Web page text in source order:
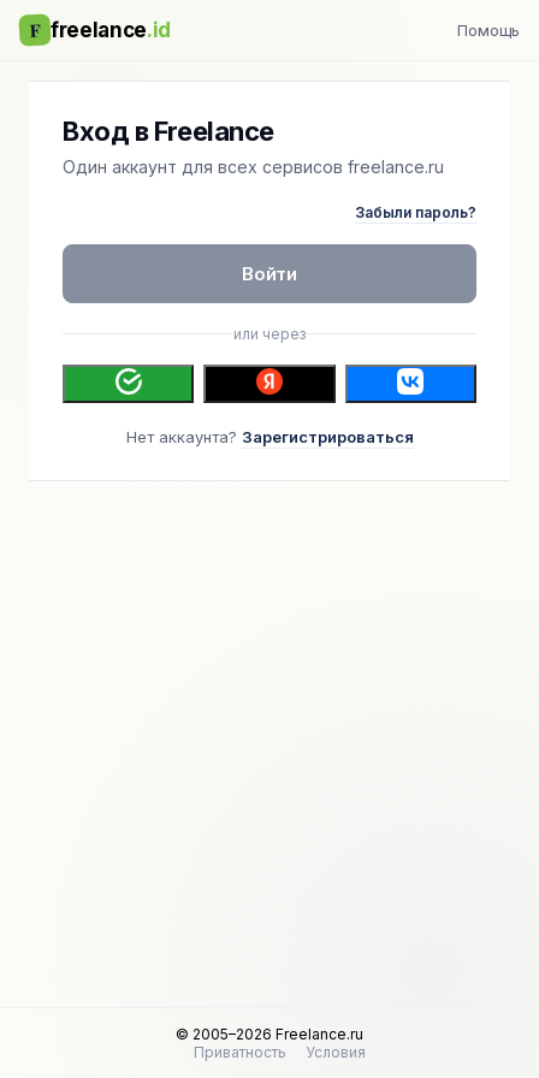
F freelance.id Помощь
Вход в Freelance
Один аккаунт для всех сервисов freelance.ru
Забыли пароль?
Войти
или через
Нет аккаунта? Зарегистрироваться
© 2005–2026 Freelance.ru
Приватность
Условия